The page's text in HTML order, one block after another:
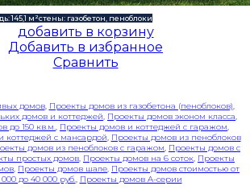
145,1 м²стены: газобетон, пеноблоки
добавить в корзину
Добавить в избранное
Сравнить
домов, Проекты домов из газобетона (пеноблоков),
домов и коттеджей, Проекты домов эконом класса,
до 150 кв.м., Проекты домов и коттеджей с гаражом,
коттеджей с мансардой, Проекты домов из пеноблоков
домов из пеноблоков с гаражом, Проекты домов с
простых домов, Проекты домов на 6 соток, Проекты
, Проекты домов шале, Проекты домов стоимостью от
до 40 000 руб., Проекты домов A-серии